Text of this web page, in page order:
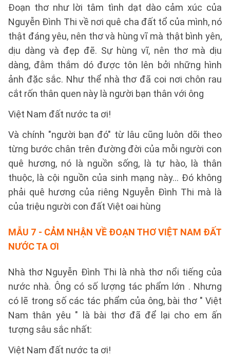
Đoạn thơ như lời tâm tình dạt dào cảm xúc của
Nguyễn Đình Thi về nơi quê cha đất tổ của mình, nó
thật đáng yêu, nên thơ và hùng vĩ mà thật bình yên,
dịu dàng và đẹp đẽ. Sự hùng vĩ, nên thơ mà dịu
dàng, đằm thắm dó được tôn lên bởi những hình
ảnh đặc sắc. Như thể nhà thơ đã coi nơi chôn rau
cắt rốn thân quen này là người bạn thân với ông
Việt Nam đất nước ta ơi!
Và chính "người bạn đó" từ lâu cũng luôn dõi theo
từng bước chân trên đường đời của mỗi người con
quê hương, nó là nguồn sống, là tự hào, là thân
thuộc, là cội nguồn của sinh mạng này... Đó không
phải quê hương của riêng Nguyễn Đình Thi mà là
của triệu người con đất Việt oai hùng
MẪU 7 - CẢM NHẬN VỀ ĐOẠN THƠ VIỆT NAM ĐẤT
NƯỚC TA ƠI
Nhà thơ Nguyễn Đình Thi là nhà thơ nổi tiếng của
nước nhà. Ông có số lượng tác phẩm lớn . Nhưng
có lẽ trong số các tác phẩm của ông, bài thơ " Việt
Nam thân yêu " là bài thơ đã để lại cho em ấn
tượng sâu sắc nhất:
Việt Nam đất nước ta ơi!